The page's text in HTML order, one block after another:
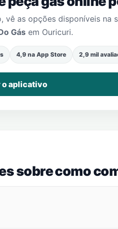
vê as opções disponíveis
Gás em Ouricuri.
4,9 na App Store 2,9 mil
o aplicativo
sobre como